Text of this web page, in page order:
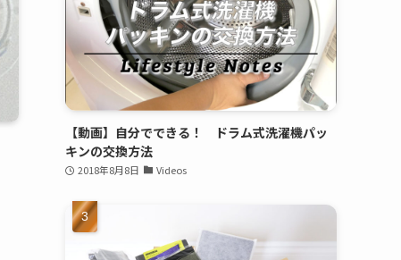
【動画】自分でできる！ ドラム式洗濯機パッ
キンの交換方法
2018年8月8日 Videos